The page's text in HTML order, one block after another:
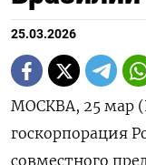
25.03.2026
МОСКВА, 25 мар
госкорпорация
совместного